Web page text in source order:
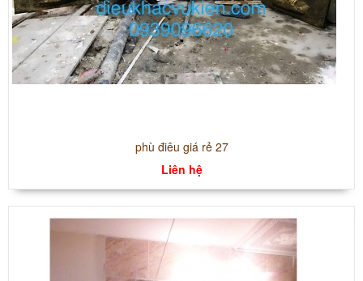
phù điêu giá rẻ 27
Liên hệ